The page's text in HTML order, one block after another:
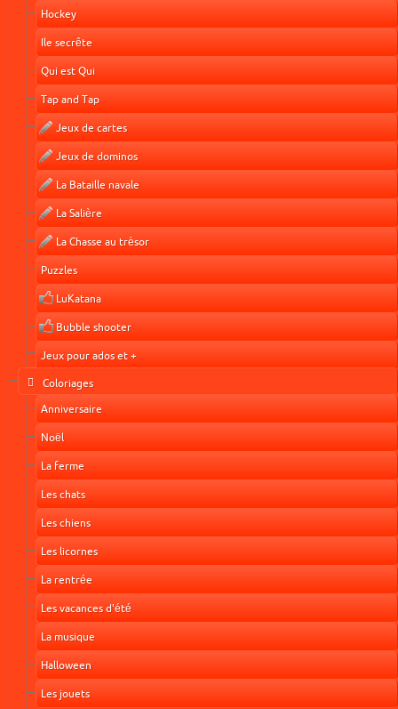
Hockey
Ile secrête
Qui est Qui
Tap and Tap
Jeux de cartes
Jeux de dominos
La Bataille navale
La Salière
La Chasse au trèsor
Puzzles
LuKatana
Bubble shooter
Jeux pour ados et +
Coloriages
Anniversaire
Noël
La ferme
Les chats
Les chiens
Les licornes
La rentrée
Les vacances d'été
La musique
Halloween
Les jouets